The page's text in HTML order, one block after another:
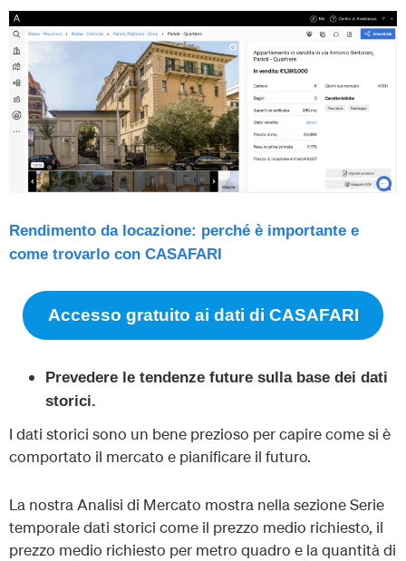
Rendimento da locazione: perché è importante e
come trovarlo con CASAFARI
Accesso gratuito ai dati di CASAFARI
Prevedere le tendenze future sulla base dei dati
storici.
I dati storici sono un bene prezioso per capire come si è
comportato il mercato e pianificare il futuro.
La nostra Analisi di Mercato mostra nella sezione Serie
temporale dati storici come il prezzo medio richiesto, il
prezzo medio richiesto per metro quadro e la quantità di